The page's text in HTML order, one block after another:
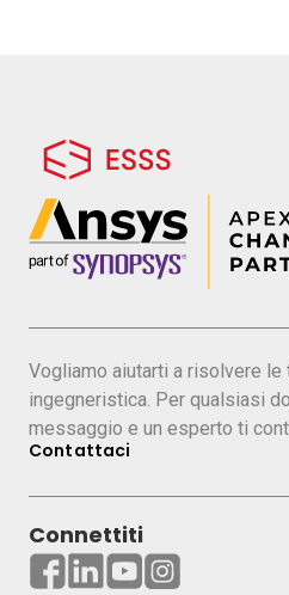
Vogliamo aiutarti a risolvere
ingegneristica. Per qualsiasi
messaggio e un esperto ti
Contattaci
Connettiti